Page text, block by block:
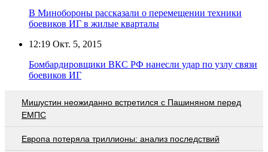
В Минобороны рассказали о перемещении техники
боевиков ИГ в жилые кварталы
12:19 Окт. 5, 2015
Бомбардировщики ВКС РФ нанесли удар по узлу связи
боевиков ИГ
Мишустин неожиданно встретился с Пашиняном перед
ЕМПС
Европа потеряла триллионы: анализ последствий